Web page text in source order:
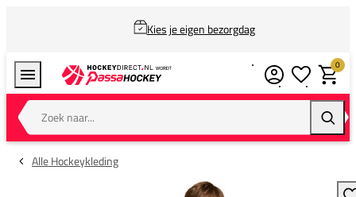
Kies je eigen bezorgdag
Zoek naar...
0
Alle Hockeykleding